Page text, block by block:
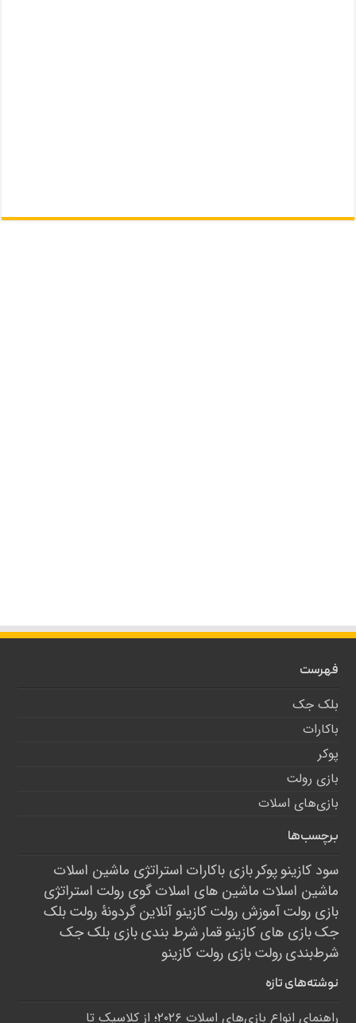
فهرست
بلک جک
باکارات
پوکر
بازی رولت
بازی‌های اسلات
برچسب‌ها
سود کازینوپوکربازی باکارات استراتژی ماشین اسلات
ماشین اسلات ماشین های اسلاتگوی رولت استراتژی
بازی رولتآموزش رولتکازینو آنلاینگردونۀ رولتبلک
جکبازی های کازینوقمارشرط بندیبازی بلک جک
شرط‌بندیرولتبازی رولتکازینو
نوشته‌های تازه
راهنمای انواع بازی‌های اسلات ۲۰۲۶؛ از کلاسیک تا